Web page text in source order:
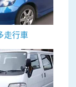
走行車